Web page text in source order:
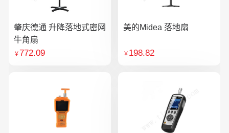
肇庆德通 升降落地式密网
牛角扇
￥772.09
美的Midea 落地扇
￥ 198.82